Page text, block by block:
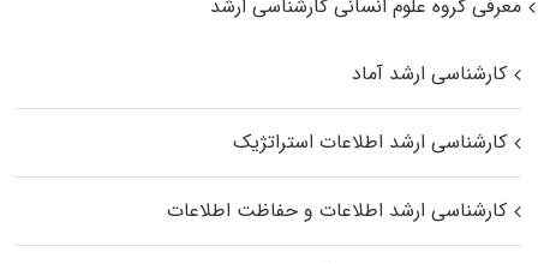
معرفی گروه علوم انسانی کارشناسی ارشد
کارشناسی ارشد آماد
کارشناسی ارشد اطلاعات استراتژیک
کارشناسی ارشد اطلاعات و حفاظت اطلاعات